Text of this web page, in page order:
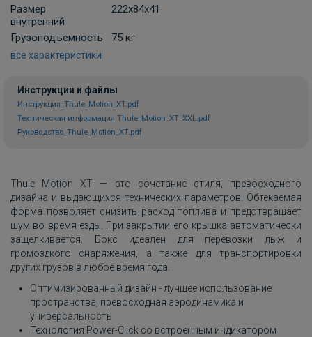
Размер
внутренний
222x84x41
Грузоподъемность 75 кг
все характеристики
Инструкции и файлы
Инструкция_Thule_Motion_XT.pdf
Техническая информация Thule_Motion_XT_XXL.pdf
Руководство_Thule_Motion_XT.pdf
Thule Motion XT — это сочетание стиля, превосходного
дизайна и выдающихся технических параметров. Обтекаемая
форма позволяет снизить расход топлива и предотвращает
шум во время езды. При закрытии его крышка автоматически
защелкивается. Бокс идеален для перевозки лыж и
громоздкого снаряжения, а также для транспортировки
других грузов в любое время года.
Оптимизированный дизайн - лучшее использование
пространства, превосходная аэродинамика и
универсальность
Технология Power-Click со встроенным индикатором